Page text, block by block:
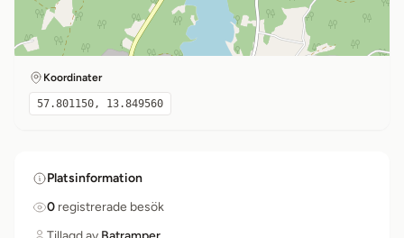
Koordinater
57.801150, 13.849560
Platsinformation
0 registrerade besök